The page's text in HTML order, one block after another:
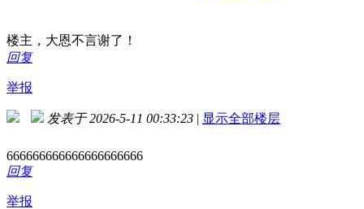
楼主，大恩不言谢了！
回复
举报
发表于 2026-5-11 00:33:23 | 显示全部楼层
666666666666666666666
回复
举报